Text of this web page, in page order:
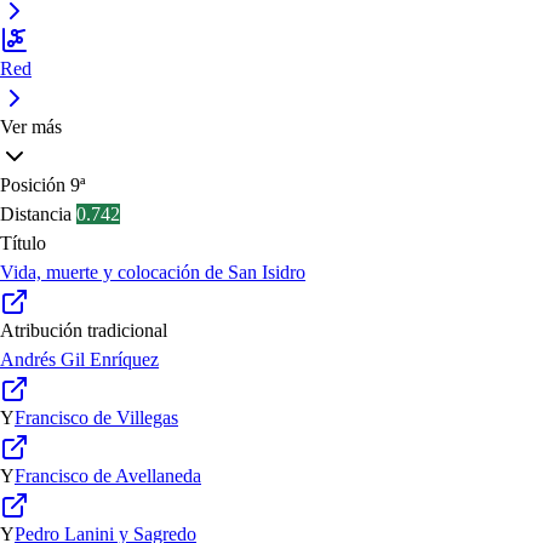
Red
Ver más
Posición 9ª
Distancia 0.742
Título
Vida, muerte y colocación de San Isidro
Atribución tradicional
Andrés Gil Enríquez
YFrancisco de Villegas
YFrancisco de Avellaneda
YPedro Lanini y Sagredo